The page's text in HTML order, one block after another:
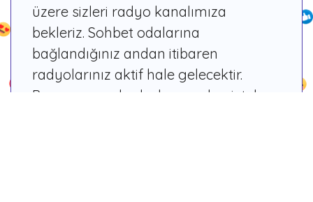
üzere sizleri radyo kanalımıza
bekleriz. Sohbet odalarına
bağlandığınız andan itibaren
radyolarınız aktif hale gelecektir.
Programcı arkadaşlarımızdan istek